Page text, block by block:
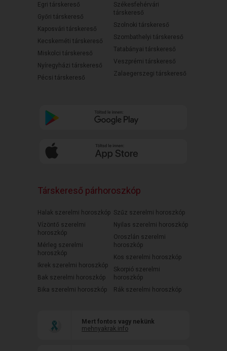
Egri társkereső
Győri társkereső
Kaposvári társkereső
Kecskeméti társkereső
Miskolci társkereső
Nyíregyházi társkereső
Pécsi társkereső
Székesfehérvári
társkereső
Szolnoki társkereső
Szombathelyi társkereső
Tatabányai társkereső
Veszprémi társkereső
Zalaegerszegi társkereső
Társkereső párhoroszkóp
Halak szerelmi horoszkóp
Vízöntő szerelmi
horoszkóp
Mérleg szerelmi
horoszkóp
Ikrek szerelmi horoszkóp
Bak szerelmi horoszkóp
Bika szerelmi horoszkóp
Szűz szerelmi horoszkóp
Nyilas szerelmi horoszkóp
Oroszlán szerelmi
horoszkóp
Kos szerelmi horoszkóp
Skorpió szerelmi
horoszkóp
Rák szerelmi horoszkóp
Mert fontos vagy nekünk
mehnyakrak.info